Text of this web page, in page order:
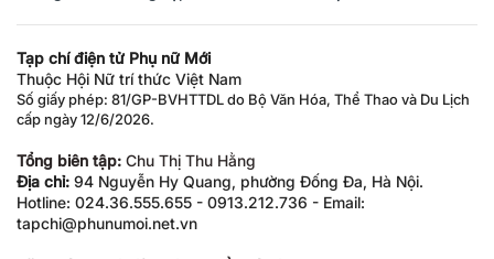
Tạp chí điện tử Phụ nữ Mới
Thuộc Hội Nữ trí thức Việt Nam
Số giấy phép: 81/GP-BVHTTDL do Bộ Văn Hóa, Thể Thao và Du Lịch
cấp ngày 12/6/2026.
Tổng biên tập: Chu Thị Thu Hằng
Địa chỉ: 94 Nguyễn Hy Quang, phường Đống Đa, Hà Nội.
Hotline: 024.36.555.655 - 0913.212.736 - Email:
tapchi@phunumoi.net.vn